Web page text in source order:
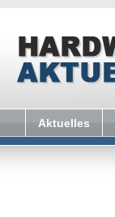
Aktuelles